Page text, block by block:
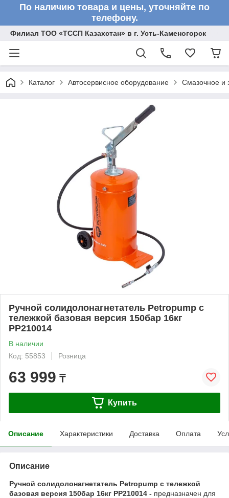
По наличию товара и цены, уточняйте по
телефону.
Филиал ТОО «ТССП Казахстан» в г. Усть-Каменогорск
Каталог Автосервисное оборудование Смазочное и
Ручной солидолонагнетатель Petropump с
тележкой базовая версия 150бар 16кг
PP210014
В наличии
Код: 55853
Розница
63 999 ₸
Купить
Описание Характеристики Доставка Оплата
Описание
Ручной солидолонагнетатель Petropump с тележкой
базовая версия 150бар 16кг PP210014​ - предназначен для